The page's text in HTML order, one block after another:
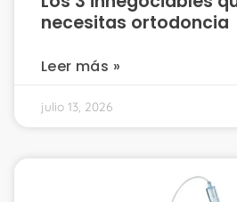
necesitas ortodoncia
Leer más »
julio 13, 2026